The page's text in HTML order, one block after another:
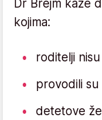
Dr Brejm kaže
kojima:
roditelji
provodili
detetove